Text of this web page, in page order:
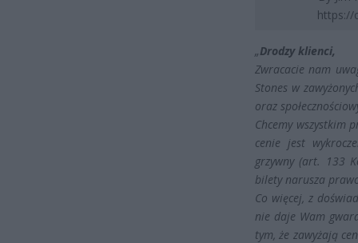
https://
„Drodzy klienci,
Zwracacie nam
Stones w
oraz
Chcemy wszystkim
cenie jest
grzywny (art. 133
bilety narusza
Co więcej, z
nie daje Wam
tym, że zawyżają